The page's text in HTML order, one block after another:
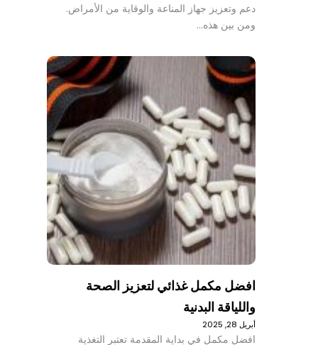
دعم وتعزيز جهاز المناعة والوقاية من الأمراض.
ومن بين هذه…
افضل مكمل غذائي لتعزيز الصحة
واللياقة البدنية
أبريل 28, 2025
افضل مكمل في بداية المقدمة تعتبر التغذية